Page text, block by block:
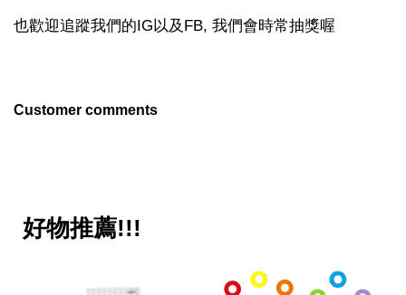
也歡迎追蹤我們的IG以及FB, 我們會時常抽獎喔
Customer comments
好物推薦!!!